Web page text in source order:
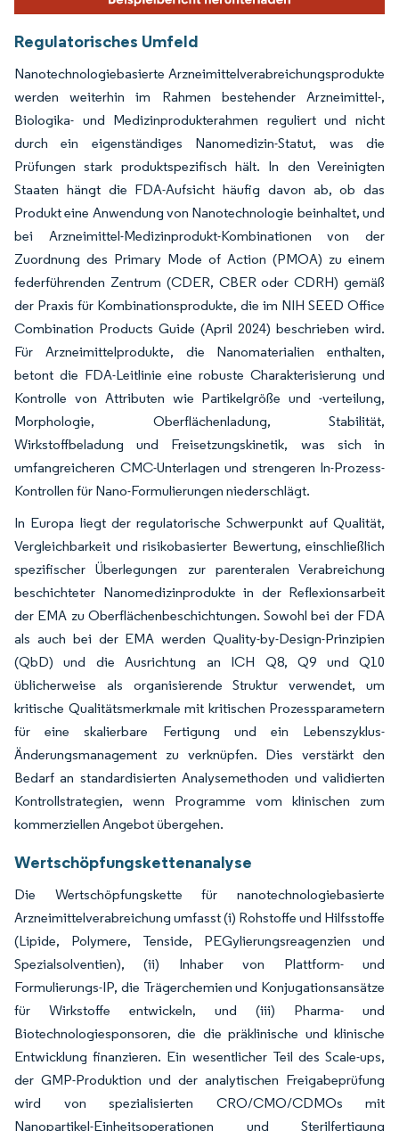
Regulatorisches Umfeld
Nanotechnologiebasierte Arzneimittelverabreichungsprodukte
werden weiterhin im Rahmen bestehender Arzneimittel-,
Biologika- und Medizinprodukterahmen reguliert und nicht
durch ein eigenständiges Nanomedizin-Statut, was die
Prüfungen stark produktspezifisch hält. In den Vereinigten
Staaten hängt die FDA-Aufsicht häufig davon ab, ob das
Produkt eine Anwendung von Nanotechnologie beinhaltet, und
bei Arzneimittel-Medizinprodukt-Kombinationen von der
Zuordnung des Primary Mode of Action (PMOA) zu einem
federführenden Zentrum (CDER, CBER oder CDRH) gemäß
der Praxis für Kombinationsprodukte, die im NIH SEED Office
Combination Products Guide (April 2024) beschrieben wird.
Für Arzneimittelprodukte, die Nanomaterialien enthalten,
betont die FDA-Leitlinie eine robuste Charakterisierung und
Kontrolle von Attributen wie Partikelgröße und -verteilung,
Morphologie, Oberflächenladung, Stabilität,
Wirkstoffbeladung und Freisetzungskinetik, was sich in
umfangreicheren CMC-Unterlagen und strengeren In-Prozess-
Kontrollen für Nano-Formulierungen niederschlägt.
In Europa liegt der regulatorische Schwerpunkt auf Qualität,
Vergleichbarkeit und risikobasierter Bewertung, einschließlich
spezifischer Überlegungen zur parenteralen Verabreichung
beschichteter Nanomedizinprodukte in der Reflexionsarbeit
der EMA zu Oberflächenbeschichtungen. Sowohl bei der FDA
als auch bei der EMA werden Quality-by-Design-Prinzipien
(QbD) und die Ausrichtung an ICH Q8, Q9 und Q10
üblicherweise als organisierende Struktur verwendet, um
kritische Qualitätsmerkmale mit kritischen Prozessparametern
für eine skalierbare Fertigung und ein Lebenszyklus-
Änderungsmanagement zu verknüpfen. Dies verstärkt den
Bedarf an standardisierten Analysemethoden und validierten
Kontrollstrategien, wenn Programme vom klinischen zum
kommerziellen Angebot übergehen.
Wertschöpfungskettenanalyse
Die Wertschöpfungskette für nanotechnologiebasierte
Arzneimittelverabreichung umfasst (i) Rohstoffe und Hilfsstoffe
(Lipide, Polymere, Tenside, PEGylierungsreagenzien und
Spezialsolventien), (ii) Inhaber von Plattform- und
Formulierungs-IP, die Trägerchemien und Konjugationsansätze
für Wirkstoffe entwickeln, und (iii) Pharma- und
Biotechnologiesponsoren, die die präklinische und klinische
Entwicklung finanzieren. Ein wesentlicher Teil des Scale-ups,
der GMP-Produktion und der analytischen Freigabeprüfung
wird von spezialisierten CRO/CMO/CDMOs mit
Nanopartikel-Einheitsoperationen und Sterilfertigung